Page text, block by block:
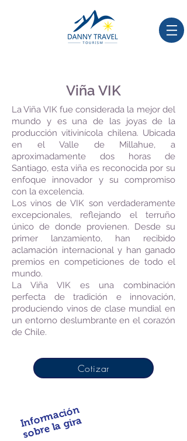
Viña VIK
La Viña VIK fue considerada la mejor del
mundo y es una de las joyas de la
producción vitivinícola chilena. Ubicada
en el Valle de Millahue, a
aproximadamente dos horas de
Santiago, esta viña es reconocida por su
enfoque innovador y su compromiso
con la excelencia.
Los vinos de VIK son verdaderamente
excepcionales, reflejando el terruño
único de donde provienen. Desde su
primer lanzamiento, han recibido
aclamación internacional y han ganado
premios en competiciones de todo el
mundo.
La Viña VIK es una combinación
perfecta de tradición e innovación,
produciendo vinos de clase mundial en
un entorno deslumbrante en el corazón
de Chile.
Cotizar
Información
sobre la gira